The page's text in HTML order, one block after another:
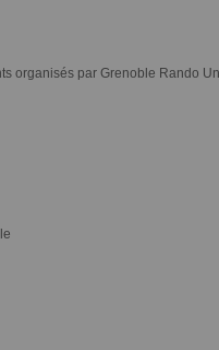
organisés par Grenoble Rando